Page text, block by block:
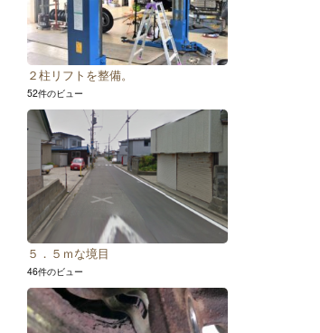
２柱リフトを整備。
52件のビュー
５．５ｍな境目
46件のビュー